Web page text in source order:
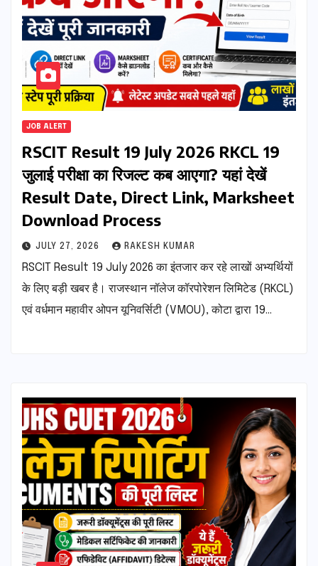
JOB ALERT
RSCIT Result 19 July 2026 RKCL 19
जुलाई परीक्षा का रिजल्ट कब आएगा? यहां देखें
Result Date, Direct Link, Marksheet
Download Process
JULY 27, 2026 RAKESH KUMAR
RSCIT Result 19 July 2026 का इंतजार कर रहे लाखों अभ्यर्थियों
के लिए बड़ी खबर है। राजस्थान नॉलेज कॉरपोरेशन लिमिटेड (RKCL)
एवं वर्धमान महावीर ओपन यूनिवर्सिटी (VMOU), कोटा द्वारा 19…